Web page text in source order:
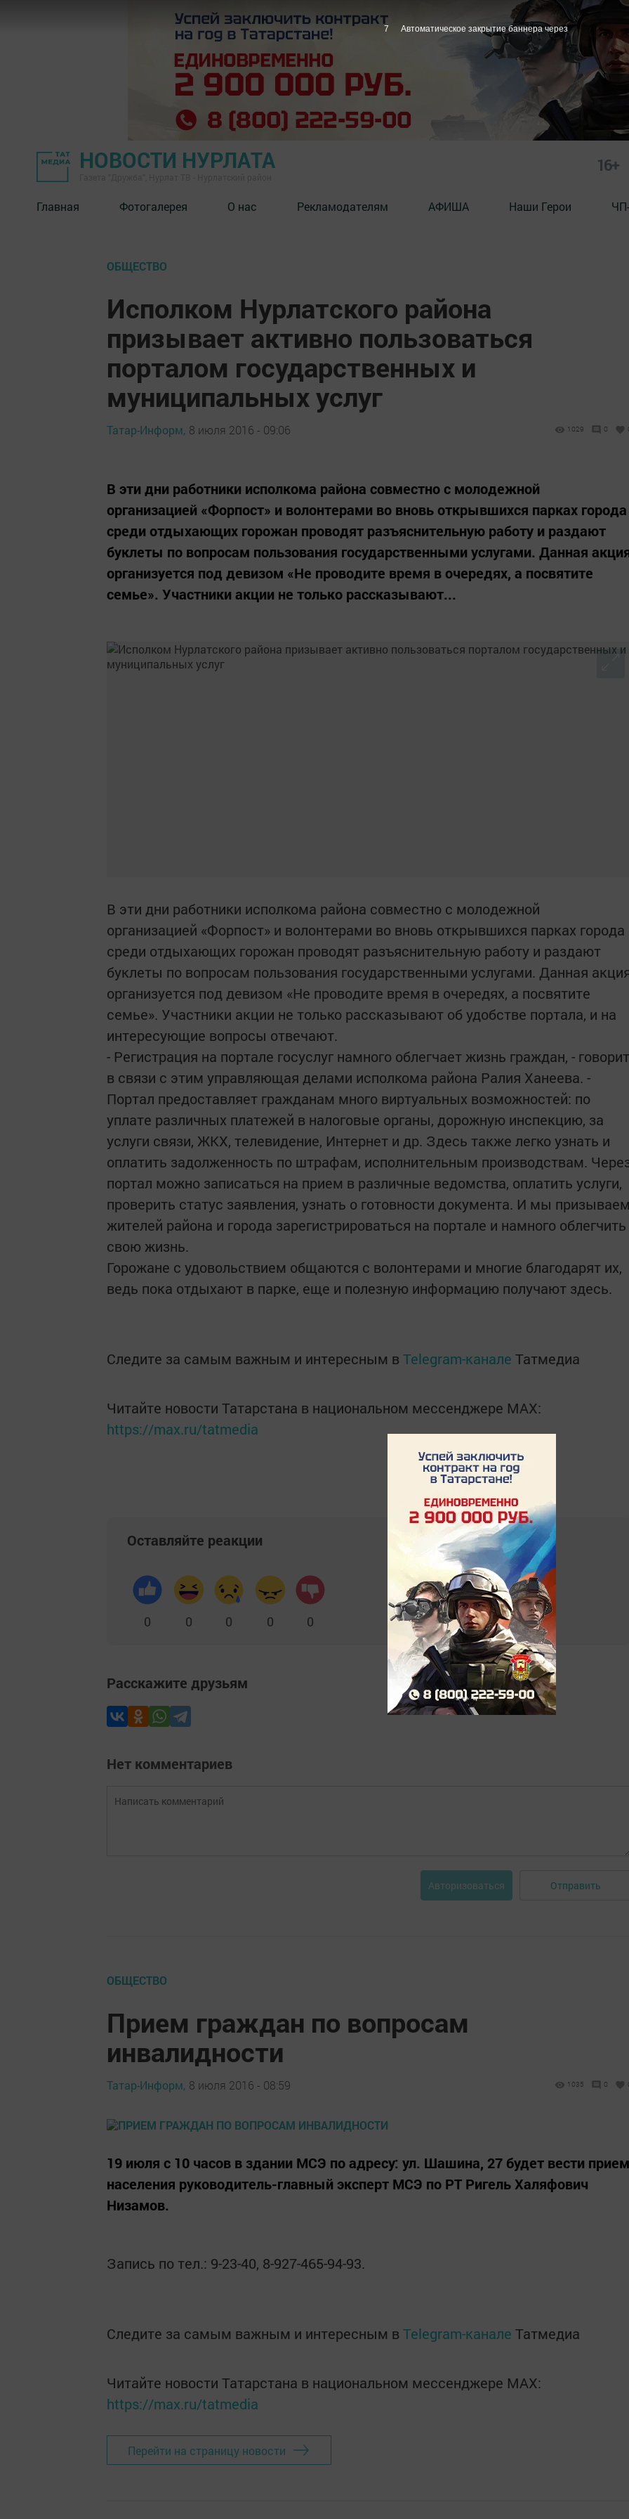
НОВОСТИ НУРЛАТА 16+
Главная Фотогалерея О нас Рекламодателям АФИША Наши Герои
ОБЩЕСТВО
Исполком Нурлатского района
призывает активно пользоваться
порталом государственных и
муниципальных услуг
Татар-Информ, 8 июля 2016 - 09:06 1029 0
В эти дни работники исполкома района совместно с молодежной
организацией «Форпост» и волонтерами во вновь открывшихся парках города
среди отдыхающих горожан проводят разъяснительную работу и раздают
буклеты по вопросам пользования государственными услугами. Данная
организуется под девизом «Не проводите время в очередях, а посвятите
семье». Участники акции не только рассказывают...
В эти дни работники исполкома района совместно с молодежной
организацией «Форпост» и волонтерами во вновь открывшихся парках города
среди отдыхающих горожан проводят разъяснительную работу и раздают
буклеты по вопросам пользования государственными услугами. Данная
организуется под девизом «Не проводите время в очередях, а посвятите
семье». Участники акции не только рассказывают об удобстве портала, и на
интересующие вопросы отвечают.
- Регистрация на портале госуслуг намного облегчает жизнь граждан, - говорит
в связи с этим управляющая делами исполкома района Ралия Ханеева. -
Портал предоставляет гражданам много виртуальных возможностей: по
уплате различных платежей в налоговые органы, дорожную инспекцию, за
услуги связи, ЖКХ, телевидение, Интернет и др. Здесь также легко узнать и
оплатить задолженность по штрафам, исполнительным производствам.
портал можно записаться на прием в различные ведомства, оплатить услуги,
проверить статус заявления, узнать о готовности документа. И мы
жителей района и города зарегистрироваться на портале и намного облегчить
свою жизнь.
Горожане с удовольствием общаются с волонтерами и многие благодарят их,
ведь пока отдыхают в парке, еще и полезную информацию получают здесь.
Следите за самым важным и интересным в Telegram-канале Татмедиа
Читайте новости Татарстана в национальном мессенджере MАХ:
https://max.ru/tatmedia
Оставляйте реакции
0 0 0 0 0
Расскажите друзьям
Нет комментариев
Авторизоваться Отправить
ОБЩЕСТВО
Прием граждан по вопросам
инвалидности
Татар-Информ, 8 июля 2016 - 08:59 1035 0
19 июля с 10 часов в здании МСЭ по адресу: ул. Шашина, 27 будет вести прием
населения руководитель-главный эксперт МСЭ по РТ Ригель Халяфович
Низамов.
Запись по тел.: 9-23-40, 8-927-465-94-93.
Следите за самым важным и интересным в Telegram-канале Татмедиа
Читайте новости Татарстана в национальном мессенджере MАХ:
https://max.ru/tatmedia
Перейти на страницу новости
6 Автоматическое закрытие баннера через